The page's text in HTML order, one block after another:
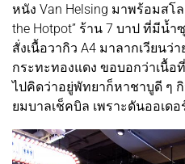
หนัง Van Helsing มาพร้อมสโ
the Hotpot” ร้าน 7 บาป ที่มีน้
สั่งเนื้อวากิว A4 มาลากเวียน
กระทะทองแดง ขอบอกว่าเนื้อ
ไปคิดว่าอยู่พัทยาก็หาชาบูดี ๆ
ยมบาลเช็คบิล เพราะดันออเด